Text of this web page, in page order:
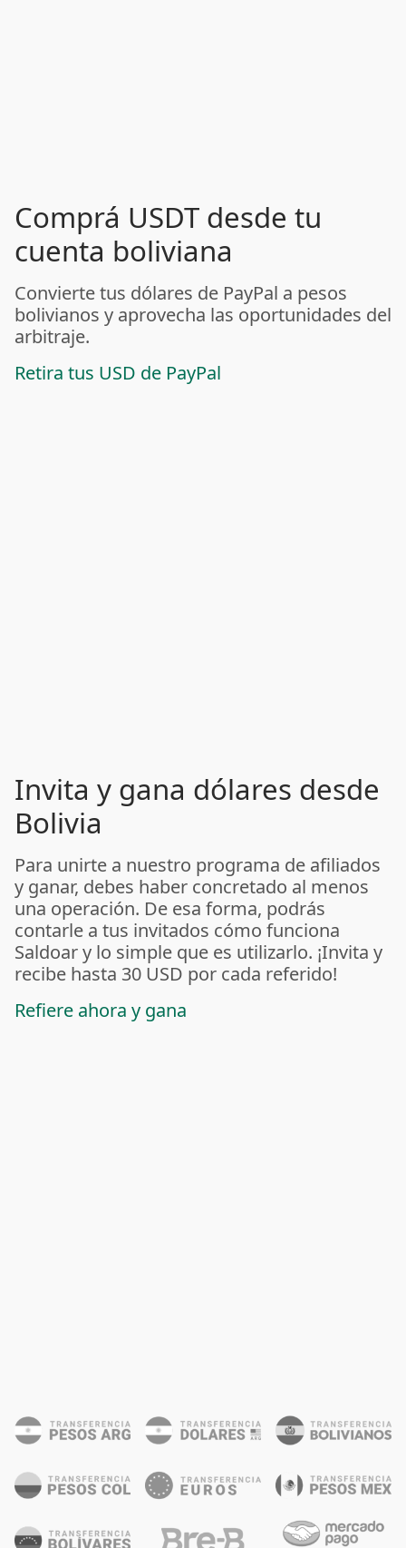
Comprá USDT desde tu
cuenta boliviana
Convierte tus dólares de PayPal a pesos
bolivianos y aprovecha las oportunidades del
arbitraje.
Retira tus USD de PayPal
Invita y gana dólares desde
Bolivia
Para unirte a nuestro programa de afiliados
y ganar, debes haber concretado al menos
una operación. De esa forma, podrás
contarle a tus invitados cómo funciona
Saldoar y lo simple que es utilizarlo. ¡Invita y
recibe hasta 30 USD por cada referido!
Refiere ahora y gana